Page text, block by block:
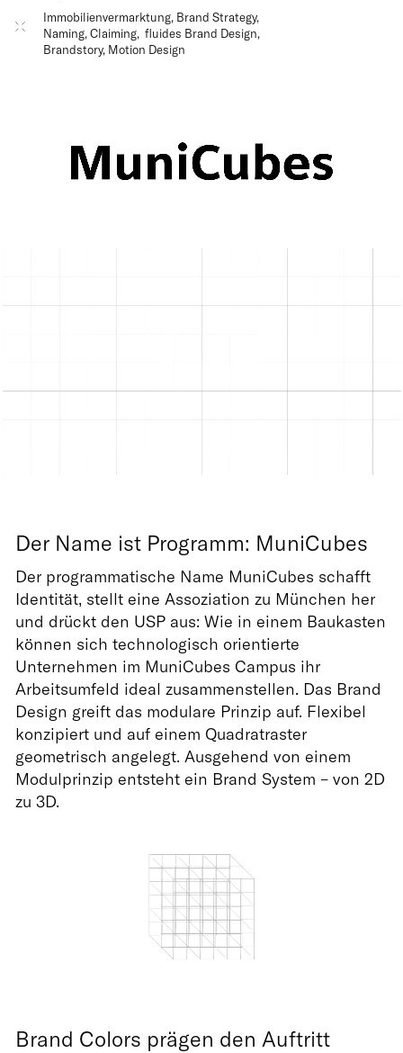
Immobilienvermarktung, Brand Strategy,
Naming, Claiming, fluides Brand Design,
Brandstory, Motion Design
Der Name ist Programm: MuniCubes
Der programmatische Name MuniCubes schafft
Identität, stellt eine Assoziation zu München her
und drückt den USP aus: Wie in einem Baukasten
können sich technologisch orientierte
Unternehmen im MuniCubes Campus ihr
Arbeitsumfeld ideal zusammenstellen. Das Brand
Design greift das modulare Prinzip auf. Flexibel
konzipiert und auf einem Quadratraster
geometrisch angelegt. Ausgehend von einem
Modulprinzip entsteht ein Brand System – von 2D
zu 3D.
Brand Colors prägen den Auftritt